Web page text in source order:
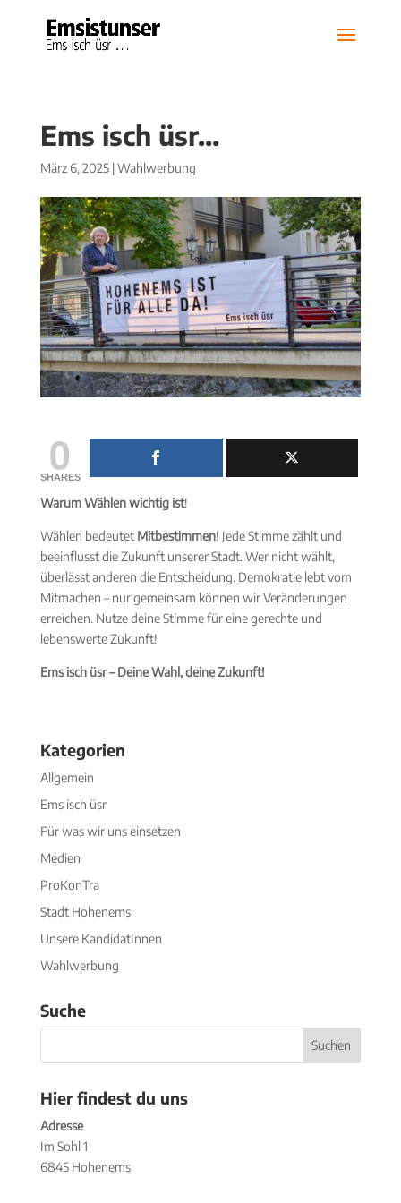
Ems isch üsr…
März 6, 2025|Wahlwerbung
0
SHARES
Warum Wählen wichtig ist!
Wählen bedeutet Mitbestimmen! Jede Stimme zählt und
beeinflusst die Zukunft unserer Stadt. Wer nicht wählt,
überlässt anderen die Entscheidung. Demokratie lebt vom
Mitmachen – nur gemeinsam können wir Veränderungen
erreichen. Nutze deine Stimme für eine gerechte und
lebenswerte Zukunft!
Ems isch üsr – Deine Wahl, deine Zukunft!
Kategorien
Allgemein
Ems isch üsr
Für was wir uns einsetzen
Medien
ProKonTra
Stadt Hohenems
Unsere KandidatInnen
Wahlwerbung
Suche
Hier findest du uns
Adresse
Im Sohl 1
6845 Hohenems